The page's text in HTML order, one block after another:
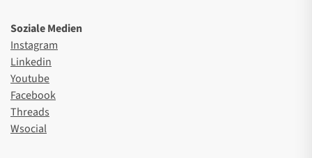
Soziale Medien
Instagram
Linkedin
Youtube
Facebook
Threads
Wsocial